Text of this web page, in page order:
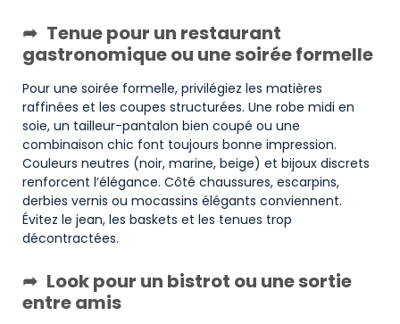
Tenue pour un restaurant
gastronomique ou une soirée formelle
Pour une soirée formelle, privilégiez les matières
raffinées et les coupes structurées. Une robe midi en
soie, un tailleur-pantalon bien coupé ou une
combinaison chic font toujours bonne impression.
Couleurs neutres (noir, marine, beige) et bijoux discrets
renforcent l’élégance. Côté chaussures, escarpins,
derbies vernis ou mocassins élégants conviennent.
Évitez le jean, les baskets et les tenues trop
décontractées.
Look pour un bistrot ou une sortie
entre amis